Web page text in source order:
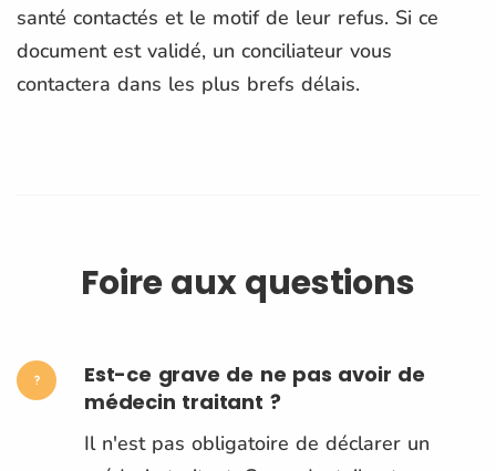
santé contactés et le motif de leur refus. Si ce
document est validé, un conciliateur vous
contactera dans les plus brefs délais.
Foire aux questions
Est-ce grave de ne pas avoir de
médecin traitant ?
Il n'est pas obligatoire de déclarer un